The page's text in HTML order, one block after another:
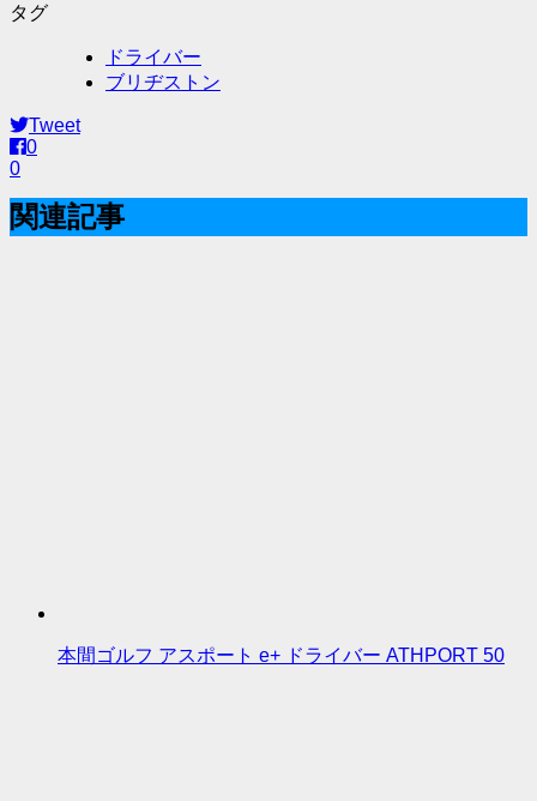
タグ
ドライバー
ブリヂストン
Tweet
0
0
関連記事
本間ゴルフ アスポート e+ ドライバー ATHPORT 50